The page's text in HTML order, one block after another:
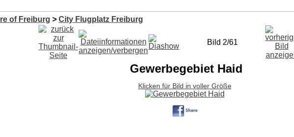
of Freiburg > City Flugplatz Freiburg
Bild 2/61
Gewerbegebiet Haid
Klicken für Bild in voller Größe